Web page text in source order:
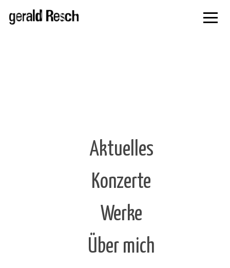
zur
Aktuelles
Konzerte
Werke
Über mich